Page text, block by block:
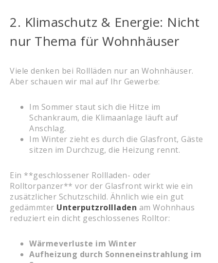
2. Klimaschutz & Energie: Nicht
nur Thema für Wohnhäuser
Viele denken bei Rollläden nur an Wohnhäuser.
Aber schauen wir mal auf Ihr Gewerbe:
Im Sommer staut sich die Hitze im
Schankraum, die Klimaanlage läuft auf
Anschlag.
Im Winter zieht es durch die Glasfront, Gäste
sitzen im Durchzug, die Heizung rennt.
Ein **geschlossener Rollladen- oder
Rolltorpanzer** vor der Glasfront wirkt wie ein
zusätzlicher Schutzschild. Ähnlich wie ein gut
gedämmter Unterputzrollladen am Wohnhaus
reduziert ein dicht geschlossenes Rolltor:
Wärmeverluste im Winter
Aufheizung durch Sonneneinstrahlung im